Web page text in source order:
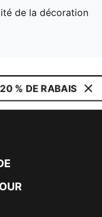
de la décoration
% DE RABAIS